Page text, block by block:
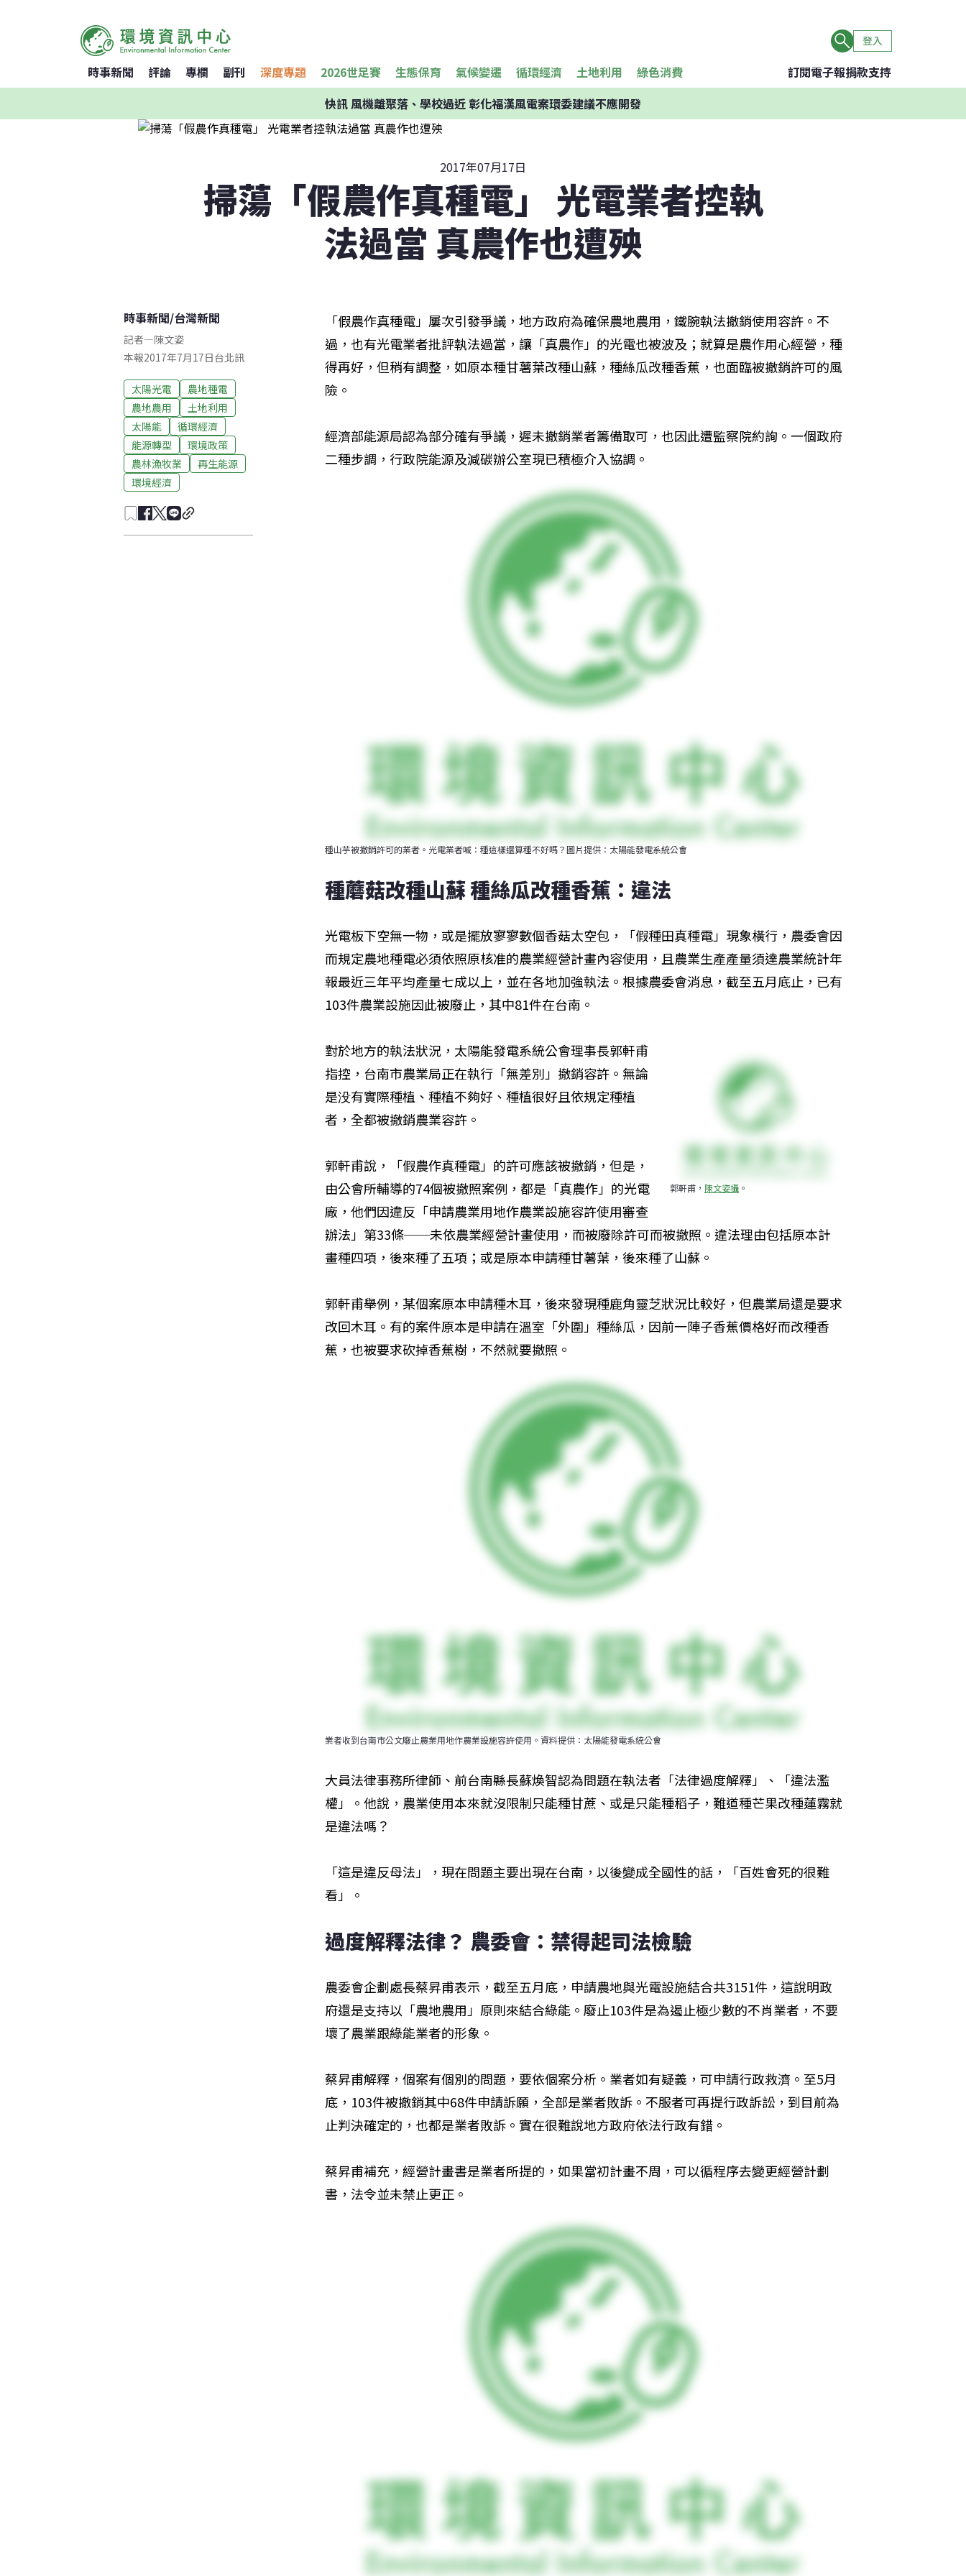
登入
時事新聞 評論 專欄 副刊 深度專題 2026世足賽 生態保育 氣候變遷 循環經濟 土地利用 綠色消費 訂閱電子報捐款支持
快訊風機離聚落、學校過近 彰化福漢風電案環委建議不應開發
2017年07月17日
掃蕩「假農作真種電」 光電業者控執
法過當 真農作也遭殃
時事新聞/台灣新聞
記者—陳文姿
本報2017年7月17日台北訊
太陽光電
農地種電
農地農用
土地利用
太陽能
循環經濟
能源轉型
環境政策
農林漁牧業
再生能源
環境經濟
「假農作真種電」屢次引發爭議，地方政府為確保農地農用，鐵腕執法撤銷使用容許。不
過，也有光電業者批評執法過當，讓「真農作」的光電也被波及；就算是農作用心經營，種
得再好，但稍有調整，如原本種甘薯葉改種山蘇，種絲瓜改種香蕉，也面臨被撤銷許可的風
險。
經濟部能源局認為部分確有爭議，遲未撤銷業者籌備取可，也因此遭監察院約詢。一個政府
二種步調，行政院能源及減碳辦公室現已積極介入協調。
種山芋被撤銷許可的業者。光電業者喊：種這樣還算種不好嗎？圖片提供：太陽能發電系統公會
種蘑菇改種山蘇 種絲瓜改種香蕉：違法
光電板下空無一物，或是擺放寥寥數個香菇太空包，「假種田真種電」現象橫行，農委會因
而規定農地種電必須依照原核准的農業經營計畫內容使用，且農業生產產量須達農業統計年
報最近三年平均產量七成以上，並在各地加強執法。根據農委會消息，截至五月底止，已有
103件農業設施因此被廢止，其中81件在台南。
郭軒甫， 陳文姿攝 。
對於地方的執法狀況，太陽能發電系統公會理事長郭軒甫
指控，台南市農業局正在執行「無差別」撤銷容許。無論
是没有實際種植、種植不夠好、種植很好且依規定種植
者，全都被撤銷農業容許。
郭軒甫說，「假農作真種電」的許可應該被撤銷，但是，
由公會所輔導的74個被撤照案例，都是「真農作」的光電
廠，他們因違反「申請農業用地作農業設施容許使用審查
辦法」第33條──未依農業經營計畫使用，而被廢除許可而被撤照。違法理由包括原本計
畫種四項，後來種了五項；或是原本申請種甘薯葉，後來種了山蘇。
郭軒甫舉例，某個案原本申請種木耳，後來發現種鹿角靈芝狀況比較好，但農業局還是要求
改回木耳。有的案件原本是申請在溫室「外圍」種絲瓜，因前一陣子香蕉價格好而改種香
蕉，也被要求砍掉香蕉樹，不然就要撤照。
業者收到台南市公文廢止農業用地作農業設施容許使用。資料提供：太陽能發電系統公會
大員法律事務所律師、前台南縣長蘇煥智認為問題在執法者「法律過度解釋」、「違法濫
權」。他說，農業使用本來就沒限制只能種甘蔗、或是只能種稻子，難道種芒果改種蓮霧就
是違法嗎？
「這是違反母法」，現在問題主要出現在台南，以後變成全國性的話，「百姓會死的很難
看」。
過度解釋法律？ 農委會：禁得起司法檢驗
農委會企劃處長蔡昇甫表示，截至五月底，申請農地與光電設施結合共3151件，這說明政
府還是支持以「農地農用」原則來結合綠能。廢止103件是為遏止極少數的不肖業者，不要
壞了農業跟綠能業者的形象。
蔡昇甫解釋，個案有個別的問題，要依個案分析。業者如有疑義，可申請行政救濟。至5月
底，103件被撤銷其中68件申請訴願，全部是業者敗訴。不服者可再提行政訴訟，到目前為
止判決確定的，也都是業者敗訴。實在很難說地方政府依法行政有錯。
蔡昇甫補充，經營計畫書是業者所提的，如果當初計畫不周，可以循程序去變更經營計劃
書，法令並未禁止更正。